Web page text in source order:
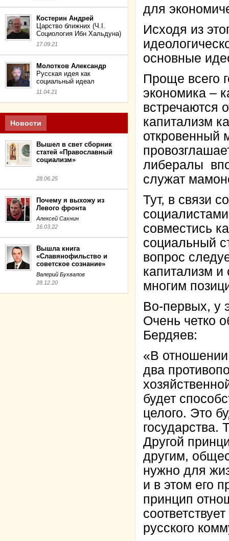
Костерин Андрей
Царство ближних (Ч.I.
Социология Ибн Хальдуна)
17.09.21
Молотков Александр
Русская идея как
социальный идеал
11.04.21
Новости
Вышел в свет сборник
статей «Православный
социализм»
28.06.25
Почему я выхожу из
Левого фронта
Алексей Сахнин
16.03.22
Вышла книга
«Славянофильство и
советское сознание»
Валерий Бухвалов
28.12.20
для
Исходя из
основные
Проще всего
экономика –
встречаются
капитализм
откровенный
либералы
служат
Тут, в связи
совместись
социальный
вопрос
капитализм
многим
Во-первых, у
Очень четко
Бердяев:
«В отношении
два
будет
целого. Это
государства.
Другой
другим,
нужно для
и в этом его
принцип
русского